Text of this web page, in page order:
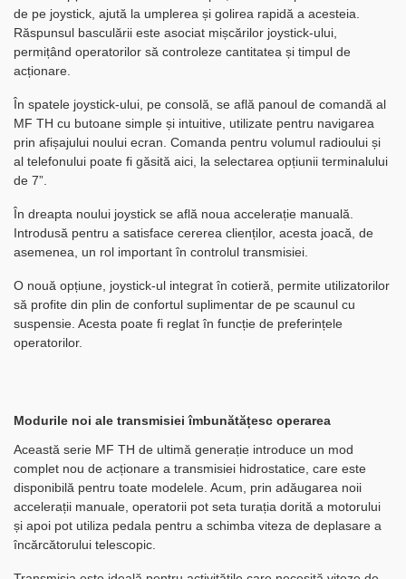
de pe joystick, ajută la umplerea și golirea rapidă a acesteia.
Răspunsul basculării este asociat mișcărilor joystick-ului,
permițând operatorilor să controleze cantitatea și timpul de
acționare.
În spatele joystick-ului, pe consolă, se află panoul de comandă al
MF TH cu butoane simple și intuitive, utilizate pentru navigarea
prin afișajului noului ecran. Comanda pentru volumul radioului și
al telefonului poate fi găsită aici, la selectarea opțiunii terminalului
de 7”.
În dreapta noului joystick se află noua accelerație manuală.
Introdusă pentru a satisface cererea clienților, acesta joacă, de
asemenea, un rol important în controlul transmisiei.
O nouă opțiune, joystick-ul integrat în cotieră, permite utilizatorilor
să profite din plin de confortul suplimentar de pe scaunul cu
suspensie. Acesta poate fi reglat în funcție de preferințele
operatorilor.
Modurile noi ale transmisiei îmbunătățesc operarea
Această serie MF TH de ultimă generație introduce un mod
complet nou de acționare a transmisiei hidrostatice, care este
disponibilă pentru toate modelele. Acum, prin adăugarea noii
accelerații manuale, operatorii pot seta turația dorită a motorului
și apoi pot utiliza pedala pentru a schimba viteza de deplasare a
încărcătorului telescopic.